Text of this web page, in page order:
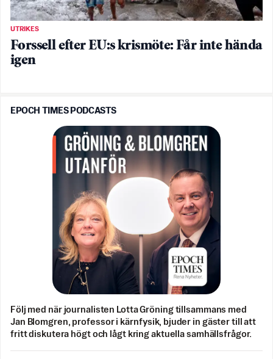
UTRIKES
Forssell efter EU:s krismöte: Får inte hända
igen
EPOCH TIMES PODCASTS
Följ med när journalisten Lotta Gröning tillsammans med
Jan Blomgren, professor i kärnfysik, bjuder in gäster till att
fritt diskutera högt och lågt kring aktuella samhällsfrågor.